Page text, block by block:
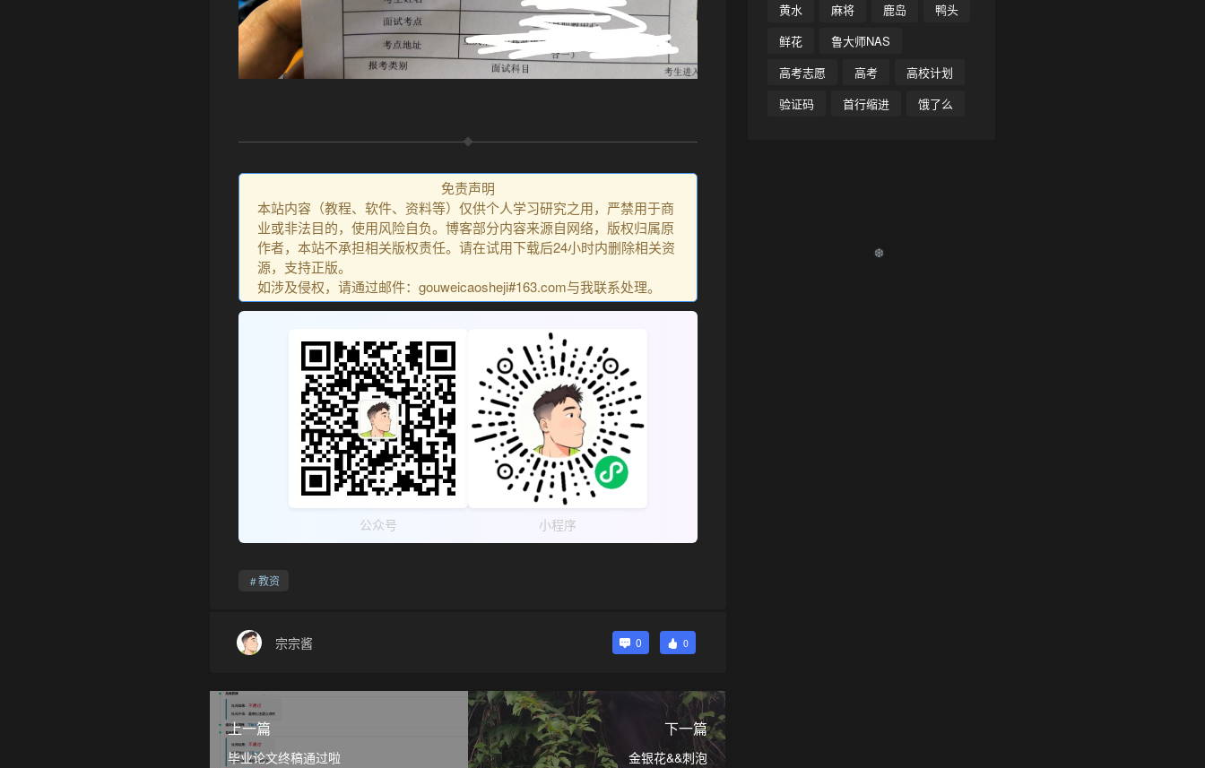
免责声明
本站内容（教程、软件、资料等）仅供个人学习研究之用，严禁用于商
业或非法目的，使用风险自负。博客部分内容来源自网络，版权归属原
作者，本站不承担相关版权责任。请在试用下载后24小时内删除相关资
源，支持正版。
如涉及侵权，请通过邮件：gouweicaosheji#163.com与我联系处理。
公众号 小程序
教资
宗宗酱 0 0
上一篇
毕业论文终稿通过啦
下一篇
金银花&&刺泡
黄水 麻将 鹿岛
鸭头
鲜花
鲁大师NAS
高考志愿
高考
高校计划
验证码
首行缩进 饿了么